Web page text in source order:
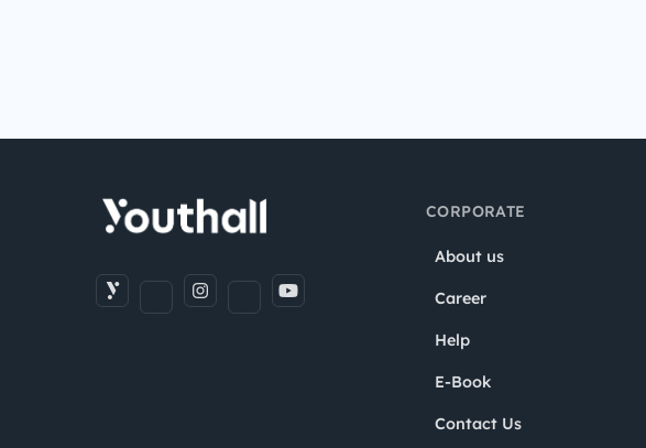
CORPORATE
About us
Career
Help
E-Book
Contact Us